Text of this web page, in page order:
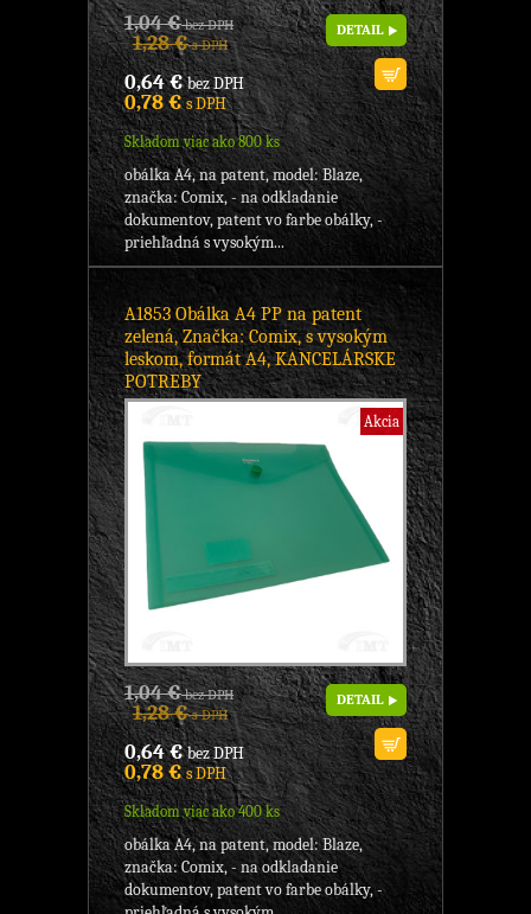
1,04 €bez DPH
1,28 €s DPH
0,64 €bez DPH
0,78 €s DPH
Skladom viac ako 800 ks
DETAIL
obálka A4, na patent, model: Blaze,
značka: Comix, - na odkladanie
dokumentov, patent vo farbe obálky, -
priehľadná s vysokým...
A1853 Obálka A4 PP na patent
zelená, Značka: Comix, s vysokým
leskom, formát A4, KANCELÁRSKE
POTREBY
Akcia
1,04 €bez DPH
1,28 €s DPH
0,64 €bez DPH
0,78 €s DPH
Skladom viac ako 400 ks
DETAIL
obálka A4, na patent, model: Blaze,
značka: Comix, - na odkladanie
dokumentov, patent vo farbe obálky, -